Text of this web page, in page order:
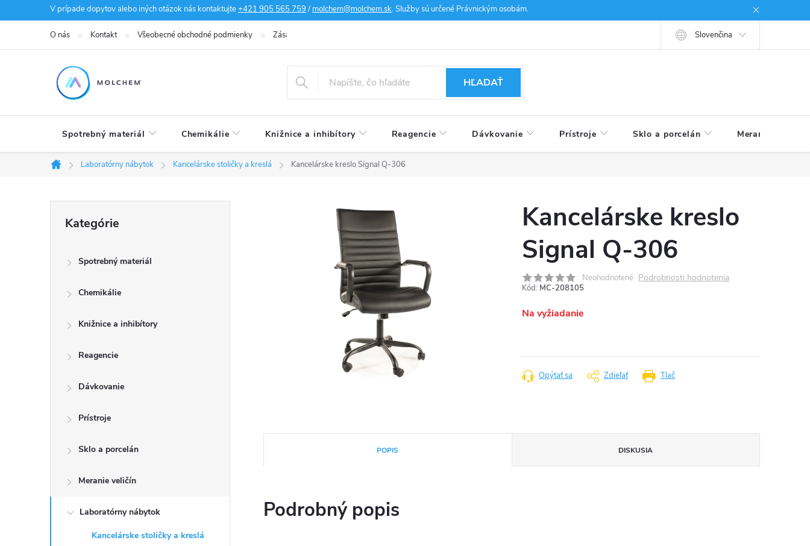
na
V prípade dopytov alebo iných otázok nás kontaktujte+421 905 565 759/ molchem@molchem.sk. Služby sú určené Právnickým osobám.
O nás Kontakt Všeobecné obchodné podmienky Zásady ochrany osobných údajov Slovenčina
HĽADAŤ
Spotrebný materiál Chemikálie Knižnice a inhibítory Reagencie Dávkovanie Prístroje Sklo a porcelán Meranie veličín
Domov
Laboratórny nábytok Kancelárske stoličky a kreslá Kancelárske kreslo Signal Q-306
kategórie
Kategórie
Spotrebný materiál
Chemikálie
Knižnice a inhibítory
Reagencie
Dávkovanie
Prístroje
Sklo a porcelán
Meranie veličín
Laboratórny nábytok
Kancelárske stoličky a kreslá
Kancelárske kreslo
Signal Q-306
Neohodnotené Podrobnosti hodnotenia
Kód: MC-208105
Na vyžiadanie
Tlač
Opýtať sa Zdieľať
POPIS DISKUSIA
Podrobný popis